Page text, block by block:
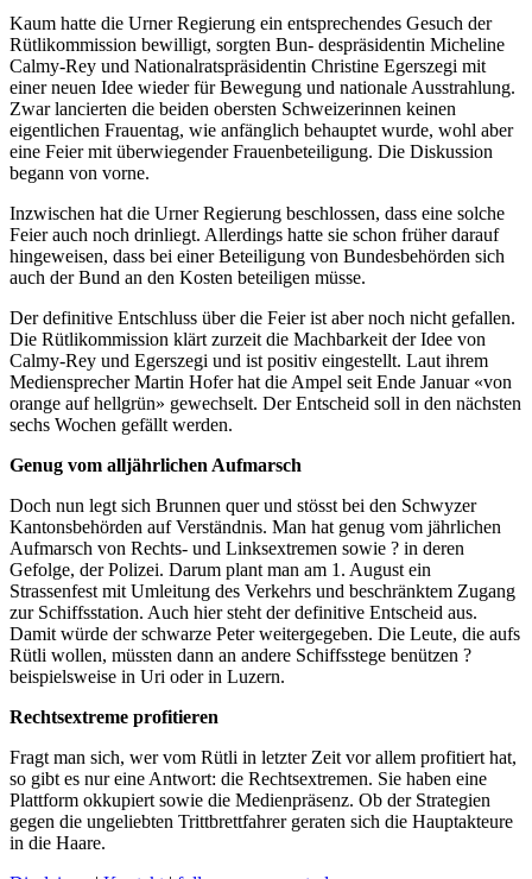
Kaum hatte die Urner Regierung ein entsprechendes Gesuch der
Rütlikommission bewilligt, sorgten Bun- despräsidentin Micheline
Calmy-Rey und Nationalratspräsidentin Christine Egerszegi mit
einer neuen Idee wieder für Bewegung und nationale Ausstrahlung.
Zwar lancierten die beiden obersten Schweizerinnen keinen
eigentlichen Frauentag, wie anfänglich behauptet wurde, wohl aber
eine Feier mit überwiegender Frauenbeteiligung. Die Diskussion
begann von vorne.
Inzwischen hat die Urner Regierung beschlossen, dass eine solche
Feier auch noch drinliegt. Allerdings hatte sie schon früher darauf
hingeweisen, dass bei einer Beteiligung von Bundesbehörden sich
auch der Bund an den Kosten beteiligen müsse.
Der definitive Entschluss über die Feier ist aber noch nicht gefallen.
Die Rütlikommission klärt zurzeit die Machbarkeit der Idee von
Calmy-Rey und Egerszegi und ist positiv eingestellt. Laut ihrem
Mediensprecher Martin Hofer hat die Ampel seit Ende Januar «von
orange auf hellgrün» gewechselt. Der Entscheid soll in den nächsten
sechs Wochen gefällt werden.
Genug vom alljährlichen Aufmarsch
Doch nun legt sich Brunnen quer und stösst bei den Schwyzer
Kantonsbehörden auf Verständnis. Man hat genug vom jährlichen
Aufmarsch von Rechts- und Linksextremen sowie ? in deren
Gefolge, der Polizei. Darum plant man am 1. August ein
Strassenfest mit Umleitung des Verkehrs und beschränktem Zugang
zur Schiffsstation. Auch hier steht der definitive Entscheid aus.
Damit würde der schwarze Peter weitergegeben. Die Leute, die aufs
Rütli wollen, müssten dann an andere Schiffsstege benützen ?
beispielsweise in Uri oder in Luzern.
Rechtsextreme profitieren
Fragt man sich, wer vom Rütli in letzter Zeit vor allem profitiert hat,
so gibt es nur eine Antwort: die Rechtsextremen. Sie haben eine
Plattform okkupiert sowie die Medienpräsenz. Ob der Strategien
gegen die ungeliebten Trittbrettfahrer geraten sich die Hauptakteure
in die Haare.